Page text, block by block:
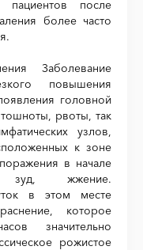
пациентов после
более часто
Заболевание
повышения
головной
рвоты, так
узлов,
к зоне
в начале
зуд, жжение.
в этом месте
которое
значительно
рожистое